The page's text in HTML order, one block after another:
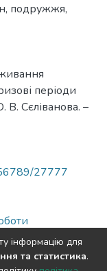
, подружжя,
періоди
В. Сєліванова. –
27777
інформацію для
та статистика.